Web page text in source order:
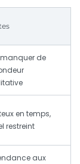
manquer de
en temps,
restreint
aux